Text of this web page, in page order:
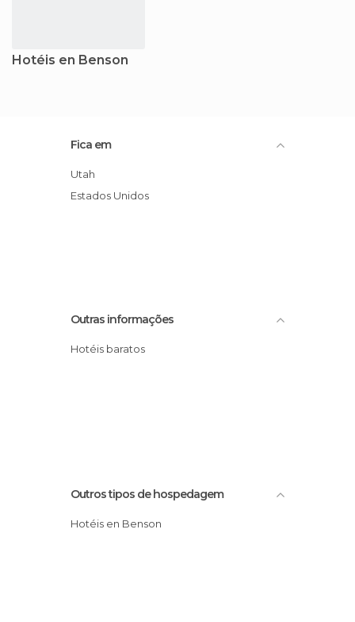
Hotéis en Benson
Fica em
Utah
Estados Unidos
Outras informações
Hotéis baratos
Outros tipos de hospedagem
Hotéis en Benson